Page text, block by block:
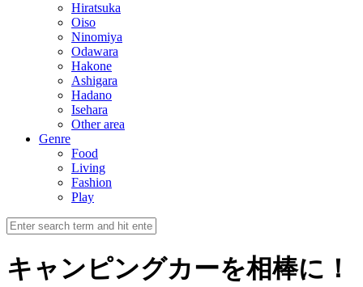
Hiratsuka
Oiso
Ninomiya
Odawara
Hakone
Ashigara
Hadano
Isehara
Other area
Genre
Food
Living
Fashion
Play
キャンピングカーを相棒に！